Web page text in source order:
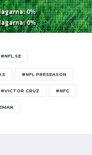
0%
0%
#NFL.SE
#NFL PRESEASON
#VICTOR CRUZ #NFC